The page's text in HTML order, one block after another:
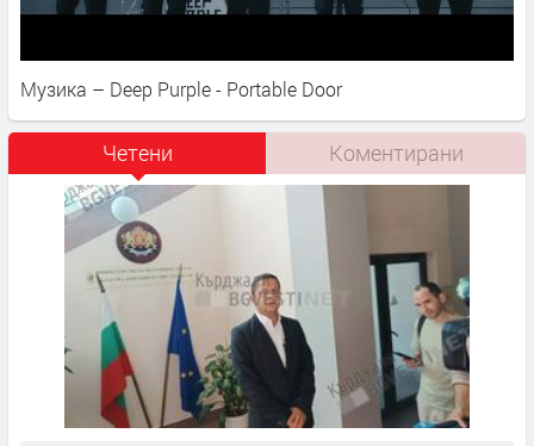
Музика – Deep Purple - Portable Door
Четени Коментирани